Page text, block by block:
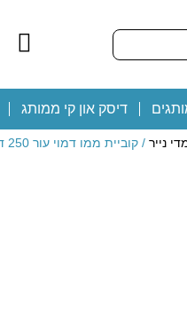
דיסק און קי ממותג
נייר / קוביית ממו דמוי עור 250 דפים